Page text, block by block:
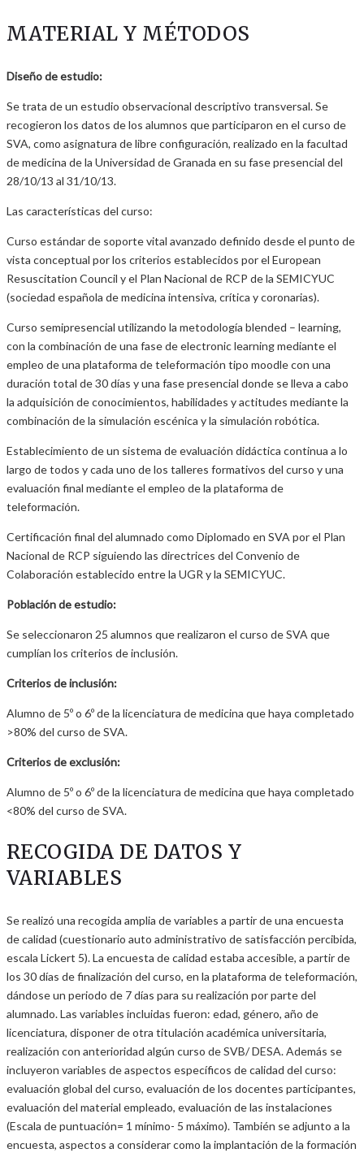
MATERIAL Y MÉTODOS
Diseño de estudio:
Se trata de un estudio observacional descriptivo transversal. Se
recogieron los datos de los alumnos que participaron en el curso de
SVA, como asignatura de libre configuración, realizado en la facultad
de medicina de la Universidad de Granada en su fase presencial del
28/10/13 al 31/10/13.
Las características del curso:
Curso estándar de soporte vital avanzado definido desde el punto de
vista conceptual por los criterios establecidos por el European
Resuscitation Council y el Plan Nacional de RCP de la SEMICYUC
(sociedad española de medicina intensiva, crítica y coronarias).
Curso semipresencial utilizando la metodología blended – learning,
con la combinación de una fase de electronic learning mediante el
empleo de una plataforma de teleformación tipo moodle con una
duración total de 30 días y una fase presencial donde se lleva a cabo
la adquisición de conocimientos, habilidades y actitudes mediante la
combinación de la simulación escénica y la simulación robótica.
Establecimiento de un sistema de evaluación didáctica continua a lo
largo de todos y cada uno de los talleres formativos del curso y una
evaluación final mediante el empleo de la plataforma de
teleformación.
Certificación final del alumnado como Diplomado en SVA por el Plan
Nacional de RCP siguiendo las directrices del Convenio de
Colaboración establecido entre la UGR y la SEMICYUC.
Población de estudio:
Se seleccionaron 25 alumnos que realizaron el curso de SVA que
cumplían los criterios de inclusión.
Criterios de inclusión:
Alumno de 5º o 6º de la licenciatura de medicina que haya completado
>80% del curso de SVA.
Criterios de exclusión:
Alumno de 5º o 6º de la licenciatura de medicina que haya completado
<80% del curso de SVA.
RECOGIDA DE DATOS Y
VARIABLES
Se realizó una recogida amplia de variables a partir de una encuesta
de calidad (cuestionario auto administrativo de satisfacción percibida,
escala Lickert 5). La encuesta de calidad estaba accesible, a partir de
los 30 días de finalización del curso, en la plataforma de teleformación,
dándose un periodo de 7 días para su realización por parte del
alumnado. Las variables incluidas fueron: edad, género, año de
licenciatura, disponer de otra titulación académica universitaria,
realización con anterioridad algún curso de SVB/ DESA. Además se
incluyeron variables de aspectos específicos de calidad del curso:
evaluación global del curso, evaluación de los docentes participantes,
evaluación del material empleado, evaluación de las instalaciones
(Escala de puntuación= 1 mínimo- 5 máximo). También se adjunto a la
encuesta, aspectos a considerar como la implantación de la formación